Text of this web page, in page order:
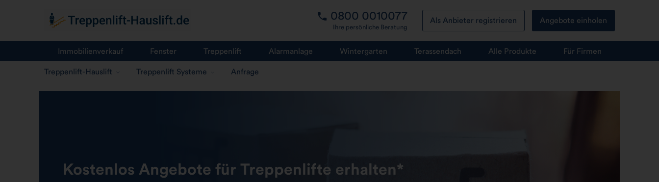
0800 0010077
Ihre persönliche Beratung
Als Anbieter registrieren Angebote einholen
Immobilienverkauf Fenster Treppenlift Alarmanlage Wintergarten Terassendach Alle Produkte Für Firmen
Treppenlift-Hauslift Treppenlift Systeme Anfrage
Kostenlos Angebote für Treppenlifte erhalten*